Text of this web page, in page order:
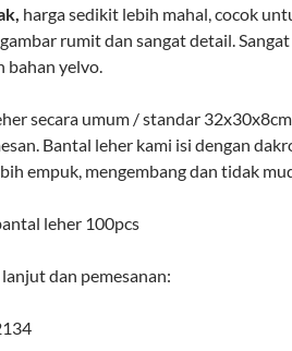
harga sedikit lebih mahal, cocok
rumit dan sangat detail.
bahan yelvo.
secara umum / standar
Bantal leher kami isi dengan
empuk, mengembang dan tidak
leher 100pcs
dan pemesanan: